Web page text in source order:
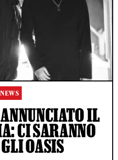
NEWS
IL
CI SARANNO
OASIS